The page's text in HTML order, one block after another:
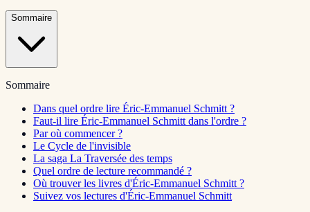
Sommaire
Sommaire
Dans quel ordre lire Éric-Emmanuel Schmitt ?
Faut-il lire Éric-Emmanuel Schmitt dans l'ordre ?
Par où commencer ?
Le Cycle de l'invisible
La saga La Traversée des temps
Quel ordre de lecture recommandé ?
Où trouver les livres d'Éric-Emmanuel Schmitt ?
Suivez vos lectures d'Éric-Emmanuel Schmitt